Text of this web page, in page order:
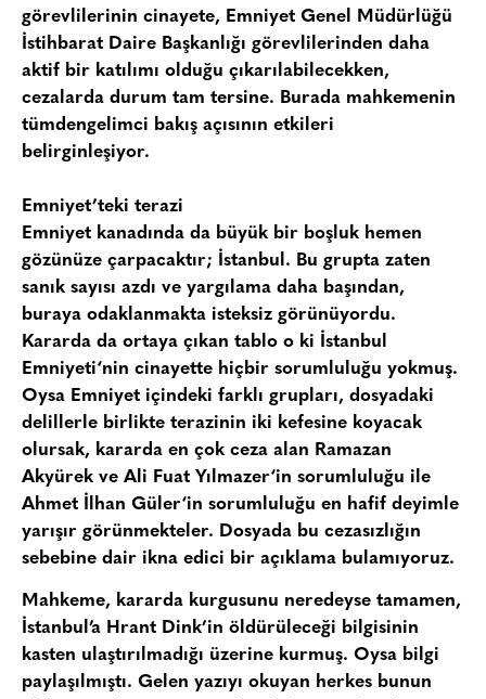
görevlilerinin cinayete, Emniyet Genel Müdürlüğü
İstihbarat Daire Başkanlığı görevlilerinden daha
aktif bir katılımı olduğu çıkarılabilecekken,
cezalarda durum tam tersine. Burada mahkemenin
tümdengelimci bakış açısının etkileri
belirginleşiyor.
Emniyet’teki terazi
Emniyet kanadında da büyük bir boşluk hemen
gözünüze çarpacaktır;
İstanbul . Bu grupta zaten
sanık sayısı azdı ve yargılama daha başından,
buraya odaklanmakta isteksiz görünüyordu.
Kararda da ortaya çıkan tablo o ki
İstanbul
Emniyeti‘nin cinayette hiçbir sorumluluğu yokmuş.
Oysa Emniyet içindeki farklı grupları, dosyadaki
delillerle birlikte terazinin iki kefesine koyacak
olursak, kararda en çok ceza alan Ramazan
Akyürek ve Ali Fuat Yılmazer‘in sorumluluğu ile
Ahmet İlhan Güler‘in sorumluluğu en hafif deyimle
yarışır görünmekteler. Dosyada bu cezasızlığın
sebebine dair ikna edici bir açıklama bulamıyoruz.
Mahkeme, kararda kurgusunu neredeyse tamamen,
İstanbul’a Hrant Dink’in öldürüleceği bilgisinin
kasten ulaştırılmadığı üzerine kurmuş. Oysa bilgi
paylaşılmıştı. Gelen yazıyı okuyan herkes bunun